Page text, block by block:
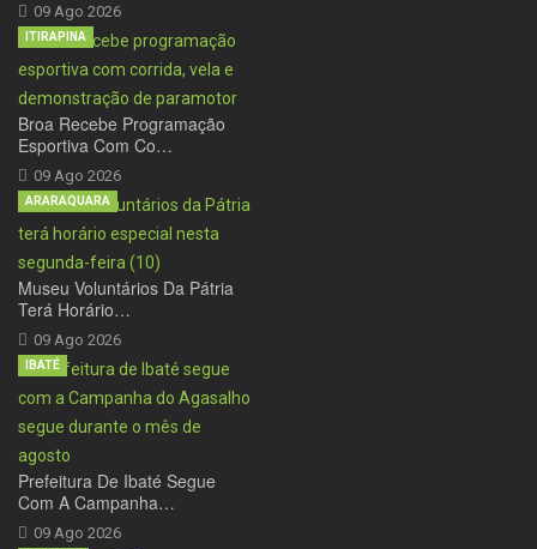
09 Ago 2026
Broa Recebe Programação
Esportiva Com Co…
09 Ago 2026
ITIRAPINA
Museu Voluntários Da Pátria
Terá Horário…
09 Ago 2026
ARARAQUARA
Prefeitura De Ibaté Segue
Com A Campanha…
09 Ago 2026
IBATÉ